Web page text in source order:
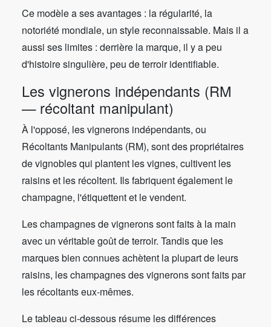
Ce modèle a ses avantages : la régularité, la
notoriété mondiale, un style reconnaissable. Mais il a
aussi ses limites : derrière la marque, il y a peu
d'histoire singulière, peu de terroir identifiable.
Les vignerons indépendants (RM
— récoltant manipulant)
À l'opposé, les vignerons indépendants, ou
Récoltants Manipulants (RM), sont des propriétaires
de vignobles qui plantent les vignes, cultivent les
raisins et les récoltent. Ils fabriquent également le
champagne, l'étiquettent et le vendent.
Les champagnes de vignerons sont faits à la main
avec un véritable goût de terroir. Tandis que les
marques bien connues achètent la plupart de leurs
raisins, les champagnes des vignerons sont faits par
les récoltants eux-mêmes.
Le tableau ci-dessous résume les différences